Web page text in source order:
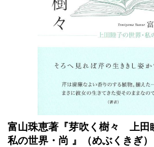
富山珠恵著『芽吹く樹々 上田
私の世界・尚 』（めぶくきぎ）